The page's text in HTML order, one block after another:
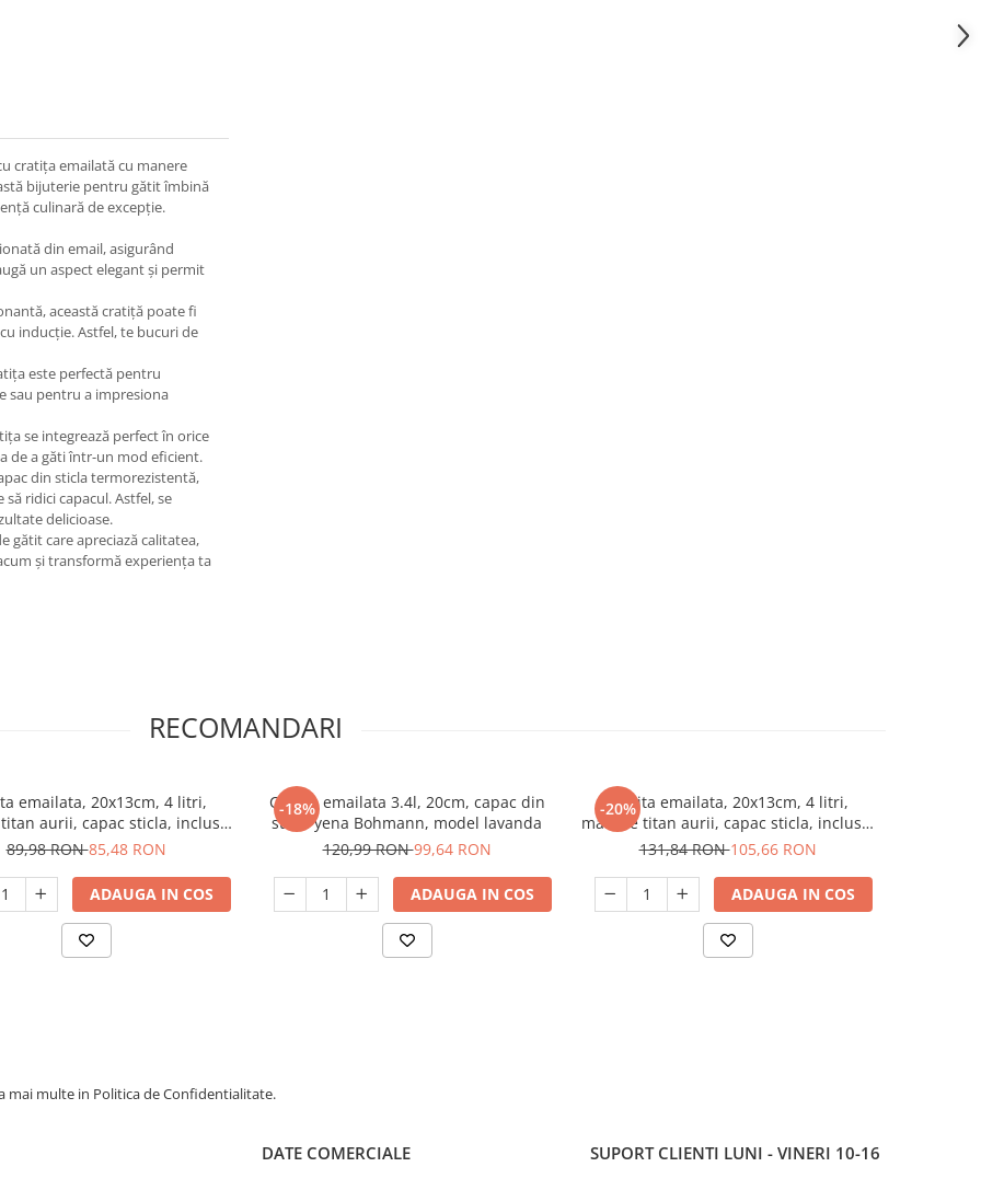
cratița emailată cu manere
bijuterie pentru gătit îmbină
culinară de excepție.
din email, asigurând
un aspect elegant și permit
această cratiță poate fi
inducție. Astfel, te bucuri de
este perfectă pentru
sau pentru a impresiona
se integrează perfect în orice
de a găti într-un mod eficient.
din sticla termorezistentă,
ridici capacul. Astfel, se
delicioase.
gătit care apreciază calitatea,
și transformă experiența ta
RECOMANDARI
emailata, 20x13cm, 4 litri,
aurii, capac sticla, inclusiv
inductie, Goldmann, rosie
89,98 RON85,48 RON
ADAUGA IN COS
-18%
Cratita emailata 3.4l, 20cm, capac din
sticla yena Bohmann, model lavanda
120,99 RON99,64 RON
ADAUGA IN COS
-20%
Cratita emailata, 20x13cm, 4 litri,
manere titan aurii, capac sticla, inclusiv
inductie, Goldmann, bej
131,84 RON105,66 RON
ADAUGA IN COS
mai multe in Politica de Confidentialitate.
DATE COMERCIALE SUPORT CLIENTI LUNI - VINERI 10-16